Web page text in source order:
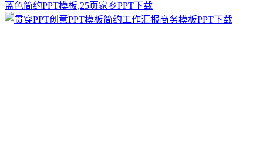
蓝色简约PPT模板,25页家乡PPT下载